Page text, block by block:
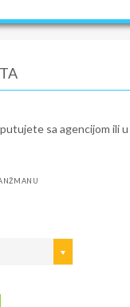
sa agencijom ili